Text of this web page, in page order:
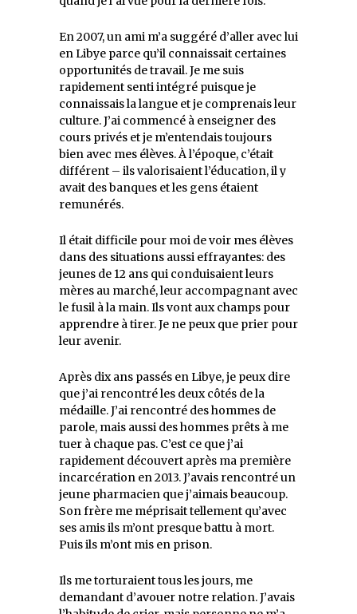
En 2007, un ami m’a suggéré d’aller avec lui
en Libye parce qu’il connaissait certaines
opportunités de travail. Je me suis
rapidement senti intégré puisque je
connaissais la langue et je comprenais leur
culture. J’ai commencé à enseigner des
cours privés et je m’entendais toujours
bien avec mes élèves. À l’époque, c’était
différent – ils valorisaient l’éducation, il y
avait des banques et les gens étaient
remunérés.
Il était difficile pour moi de voir mes élèves
dans des situations aussi effrayantes: des
jeunes de 12 ans qui conduisaient leurs
mères au marché, leur accompagnant avec
le fusil à la main. Ils vont aux champs pour
apprendre à tirer. Je ne peux que prier pour
leur avenir.
Après dix ans passés en Libye, je peux dire
que j’ai rencontré les deux côtés de la
médaille. J’ai rencontré des hommes de
parole, mais aussi des hommes prêts à me
tuer à chaque pas. C’est ce que j’ai
rapidement découvert après ma première
incarcération en 2013. J’avais rencontré un
jeune pharmacien que j’aimais beaucoup.
Son frère me méprisait tellement qu’avec
ses amis ils m’ont presque battu à mort.
Puis ils m’ont mis en prison.
Ils me torturaient tous les jours, me
demandant d’avouer notre relation. J’avais